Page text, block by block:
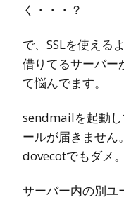
く・・・？
で、SSLを使える
借りてるサーバー
て悩んでます。
sendmailを起動
ールが届きません。
dovecotでもダメ。
サーバー内の別ユ